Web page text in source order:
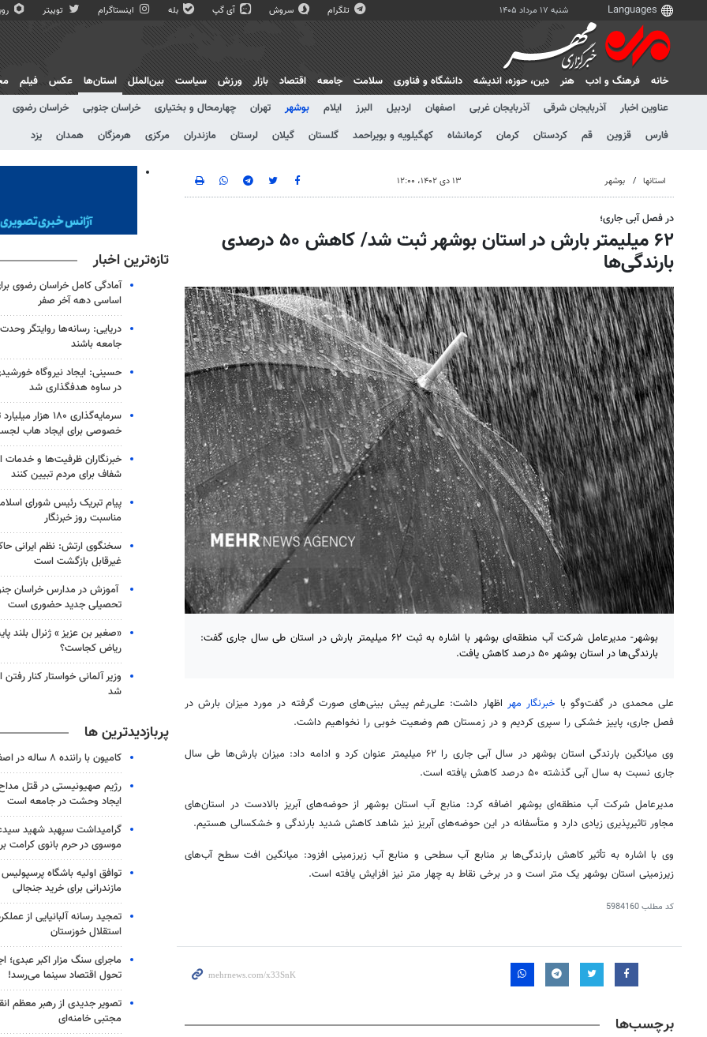
شنبه ۱۷ مرداد ۱۴۰۵ تلگرام سروش آی گپ بله اینستاگرام توییتر
خانه فرهنگ و ادب هنر دين، حوزه، انديشه دانشگاه و فناوری سلامت جامعه اقتصاد بازار ورزش سیاست بین‌الملل
استان‌ها
عناوین اخبار
آذربایجان شرقی آذربایجان غربی اصفهان اردبیل البرز ایلام بوشهر تهران چهارمحال و بختیاری خراسان جنوبی خراسان رضوی
فارس
قزوین قم کردستان کرمان کرمانشاه کهگیلویه و بویراحمد گلستان گیلان لرستان مازندران مرکزی هرمزگان همدان یزد
عکس فیلم
استانها بوشهر ۱۳ دی ۱۴۰۲، ۱۲:۰۰
در فصل آبی جاری؛
۶۲ میلیمتر بارش در استان بوشهر ثبت شد/ کاهش ۵۰ درصدی
بارندگی‌ها
بوشهر- مدیرعامل شرکت آب منطقه‌ای بوشهر با اشاره به ثبت ۶۲ میلیمتر بارش در استان طی سال جاری گفت:
بارندگی‌ها در استان بوشهر ۵۰ درصد کاهش یافت.
علی محمدی در گفت‌وگو با خبرنگار مهراظهار داشت: علی‌رغم پیش بینی‌های صورت گرفته در مورد میزان بارش در
فصل جاری، پاییز خشکی را سپری کردیم و در زمستان هم وضعیت خوبی را نخواهیم داشت.
وی میانگین بارندگی استان بوشهر در سال آبی جاری را ۶۲ میلیمتر عنوان کرد و ادامه داد: میزان بارش‌ها طی سال
جاری نسبت به سال آبی گذشته ۵۰ درصد کاهش یافته است.
مدیرعامل شرکت آب منطقه‌ای بوشهر اضافه کرد: منابع آب استان بوشهر از حوضه‌های آبریز بالادست در استان‌های
مجاور تاثیرپذیری زیادی دارد و متأسفانه در این حوضه‌های آبریز نیز شاهد کاهش شدید بارندگی و خشکسالی هستیم.
وی با اشاره به تأثیر کاهش بارندگی‌ها بر منابع آب سطحی و منابع آب زیرزمینی افزود: میانگین افت سطح آب‌های
زیرزمینی استان بوشهر یک متر است و در برخی نقاط به چهار متر نیز افزایش یافته است.
کد مطلب5984160
برچسب‌ها
تازه‌ترین اخبار
آمادگی کامل خراسان رضوی
اساسی دهه آخر صفر
دریایی: رسانه‌ها روایتگر
جامعه باشند
در ساوه هدفگذاری شد
سرمایه‌گذاری ۱۸۰
خصوصی برای ایجاد هاب
خبرنگاران ظرفیت‌ها و خدمات
شفاف برای مردم تبیین کنند
پیام تبریک رئیس شورای
مناسبت روز خبرنگار
سخنگوی ارتش: نظم ایرانی
غیرقابل بازگشت است
آموزش در مدارس خراسان
تحصیلی جدید حضوری است
«صغیر بن عزیز » ژنرال بلند
ریاض کجاست؟
وزیر آلمانی خواستار کنار رفتن
شد
پربازدیدترین ها
کامیون با راننده ۸ ساله در اصفهان توقیف شد
رژیم صهیونیستی در قتل
ایجاد وحشت در جامعه است
گرامیداشت سپهبد شهید
موسوی در حرم بانوی کرامت
توافق اولیه باشگاه
مازندرانی برای خرید جنجالی
تمجید رسانه آلبانیایی از
استقلال خوزستان
ماجرای سنگ مزار اکبر عبدی؛
تحول اقتصاد سینما می‌رسد!
تصویر جدیدی از رهبر معظم
مجتبی خامنه‌ای